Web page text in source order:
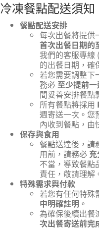
冷凍餐點配送須知
餐點配送安排
每次出餐將提供
首次出餐日期的
我們的客服專線
的出餐日期，確
若您需要調整下
務必至少提前
間妥善安排餐點
所有餐點將採用
週寄送一次。您
內收到餐點，由
保存與食用
餐點送達後，請
用前，請務必
不當，導致餐點
責任，敬請理解
特殊需求與付款
若您有任何特殊
中明確註明 。
為確保後續出餐
次出餐寄送前完